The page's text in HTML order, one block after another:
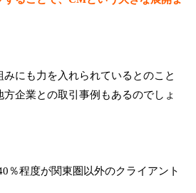
にも力を入れられているとのこと
企業との取引事例もあるのでしょ
％程度が関東圏以外のクライアント